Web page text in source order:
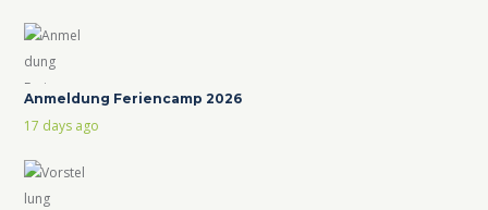
Anmeldung Feriencamp 2026
17 days ago